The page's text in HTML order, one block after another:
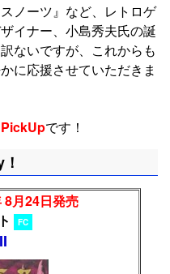
ノーツ』など、レトロゲ
イナー、小島秀夫氏の誕
ないですが、これからも
に応援させていただきま
PickUpです！
月24日発売
FC